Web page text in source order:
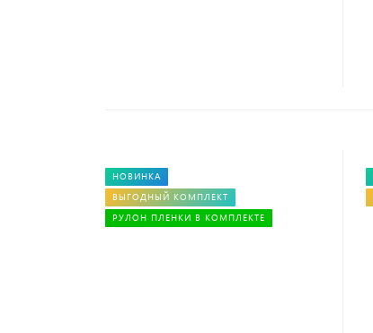
НОВИНКА
ВЫГОДНЫЙ КОМПЛЕКТ
РУЛОН ПЛЕНКИ В КОМПЛЕКТЕ